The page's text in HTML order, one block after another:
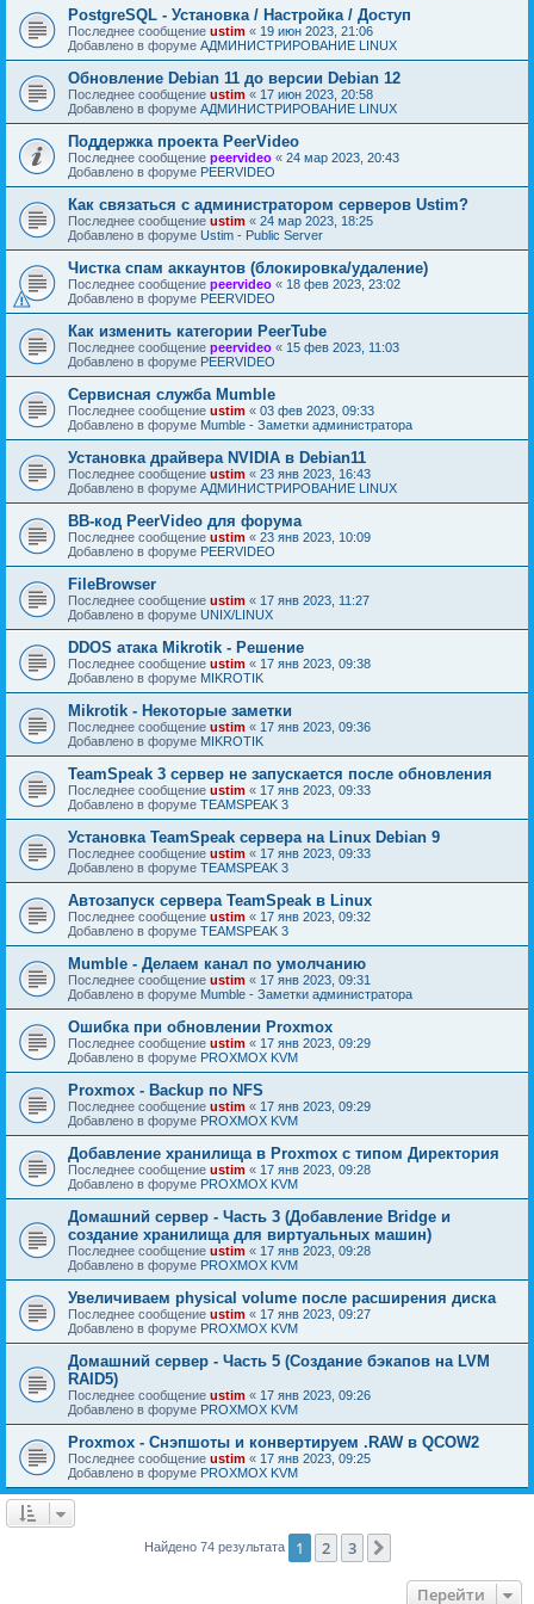
PostgreSQL - Установка / Настройка / Доступ
Последнее сообщение ustim « 19 июн 2023, 21:06
Добавлено в форуме АДМИНИСТРИРОВАНИЕ LINUX
Обновление Debian 11 до версии Debian 12
Последнее сообщение ustim « 17 июн 2023, 20:58
Добавлено в форуме АДМИНИСТРИРОВАНИЕ LINUX
Поддержка проекта PeerVideo
Последнее сообщение peervideo « 24 мар 2023, 20:43
Добавлено в форуме PEERVIDEO
Как связаться с администратором серверов Ustim?
Последнее сообщение ustim « 24 мар 2023, 18:25
Добавлено в форуме Ustim - Public Server
Чистка спам аккаунтов (блокировка/удаление)
Последнее сообщение peervideo « 18 фев 2023, 23:02
Добавлено в форуме PEERVIDEO
Как изменить категории PeerTube
Последнее сообщение peervideo « 15 фев 2023, 11:03
Добавлено в форуме PEERVIDEO
Сервисная служба Mumble
Последнее сообщение ustim « 03 фев 2023, 09:33
Добавлено в форуме Mumble - Заметки администратора
Установка драйвера NVIDIA в Debian11
Последнее сообщение ustim « 23 янв 2023, 16:43
Добавлено в форуме АДМИНИСТРИРОВАНИЕ LINUX
BB-код PeerVideo для форума
Последнее сообщение ustim « 23 янв 2023, 10:09
Добавлено в форуме PEERVIDEO
FileBrowser
Последнее сообщение ustim « 17 янв 2023, 11:27
Добавлено в форуме UNIX/LINUX
DDOS атака Mikrotik - Решение
Последнее сообщение ustim « 17 янв 2023, 09:38
Добавлено в форуме MIKROTIK
Mikrotik - Некоторые заметки
Последнее сообщение ustim « 17 янв 2023, 09:36
Добавлено в форуме MIKROTIK
TeamSpeak 3 сервер не запускается после обновления
Последнее сообщение ustim « 17 янв 2023, 09:33
Добавлено в форуме TEAMSPEAK 3
Установка TeamSpeak сервера на Linux Debian 9
Последнее сообщение ustim « 17 янв 2023, 09:33
Добавлено в форуме TEAMSPEAK 3
Автозапуск сервера TeamSpeak в Linux
Последнее сообщение ustim « 17 янв 2023, 09:32
Добавлено в форуме TEAMSPEAK 3
Mumble - Делаем канал по умолчанию
Последнее сообщение ustim « 17 янв 2023, 09:31
Добавлено в форуме Mumble - Заметки администратора
Ошибка при обновлении Proxmox
Последнее сообщение ustim « 17 янв 2023, 09:29
Добавлено в форуме PROXMOX KVM
Proxmox - Backup по NFS
Последнее сообщение ustim « 17 янв 2023, 09:29
Добавлено в форуме PROXMOX KVM
Добавление хранилища в Proxmox с типом Директория
Последнее сообщение ustim « 17 янв 2023, 09:28
Добавлено в форуме PROXMOX KVM
Домашний сервер - Часть 3 (Добавление Bridge и
создание хранилища для виртуальных машин)
Последнее сообщение ustim « 17 янв 2023, 09:28
Добавлено в форуме PROXMOX KVM
Увеличиваем physical volume после расширения диска
Последнее сообщение ustim « 17 янв 2023, 09:27
Добавлено в форуме PROXMOX KVM
Домашний сервер - Часть 5 (Создание бэкапов на LVM
RAID5)
Последнее сообщение ustim « 17 янв 2023, 09:26
Добавлено в форуме PROXMOX KVM
Proxmox - Снэпшоты и конвертируем .RAW в QCOW2
Последнее сообщение ustim « 17 янв 2023, 09:25
Добавлено в форуме PROXMOX KVM
Найдено 74 результата 1 2 3
Перейти